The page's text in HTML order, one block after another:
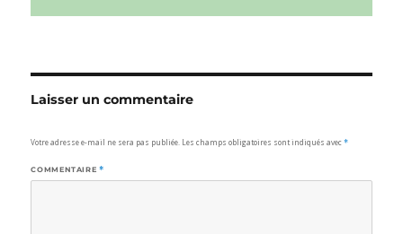
Laisser un commentaire
Votre adresse e-mail ne sera pas publiée. Les champs obligatoires sont indiqués avec*
COMMENTAIRE *